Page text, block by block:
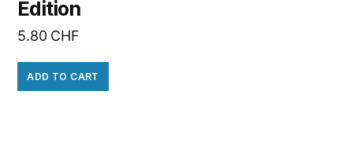
Edition
5.80 CHF
ADD TO CART